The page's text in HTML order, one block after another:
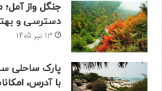
جنگل واز
دسترسی و
13 تیر 1405
پارک ساحلی
با آدرس،